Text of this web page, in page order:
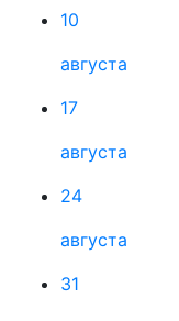
10
августа
17
августа
24
августа
31